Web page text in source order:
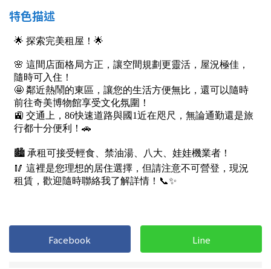
台南市
高雄市
澎湖縣
屏東縣
台東縣
花蓮縣
40~50 坪
60~70 坪
80坪以上
~ 坪
樓層
不拘
地下室
3樓
特色描述
Facebook Line